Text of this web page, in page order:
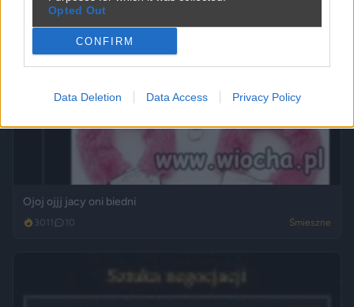
Opted Out
CONFIRM
Data Deletion Data Access Privacy Policy
Ojoj ojjj jacy oni biedni
3011 10 Śmieszne